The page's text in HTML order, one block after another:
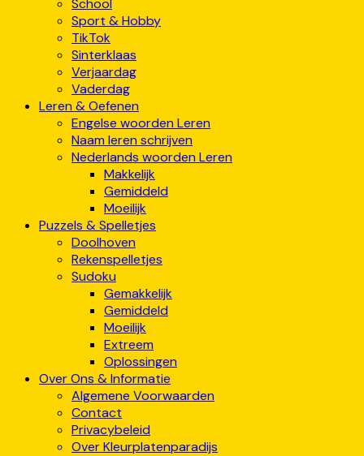
School
Sport & Hobby
TikTok
Sinterklaas
Verjaardag
Vaderdag
Leren & Oefenen
Engelse woorden Leren
Naam leren schrijven
Nederlands woorden Leren
Makkelijk
Gemiddeld
Moeilijk
Puzzels & Spelletjes
Doolhoven
Rekenspelletjes
Sudoku
Gemakkelijk
Gemiddeld
Moeilijk
Extreem
Oplossingen
Over Ons & Informatie
Algemene Voorwaarden
Contact
Privacybeleid
Over Kleurplatenparadijs